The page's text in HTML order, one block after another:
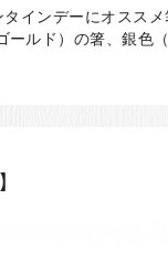
インデーにオスス
ールド）の箸、銀色